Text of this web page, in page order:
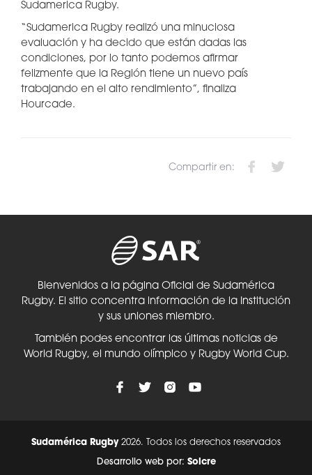
Sudamerica Rugby.
“Sudamerica Rugby realizó una minuciosa
evaluación y ha decido que están dadas las
condiciones, por lo tanto podemos afirmar
felizmente que la Región tiene un nuevo país
trabajando en el alto rendimiento”, finaliza
Hourcade.
Compartir en:
Bienvenidos a la página Oficial de Sudamérica
Rugby. El sitio concentra información de la Institución
y sus uniones miembro.
También podes encontrar las últimas noticias de
World Rugby, el mundo olímpico y Rugby World Cup.
Sudamérica Rugby2026. Todos los derechos reservados
Desarrollo web por: Solcre